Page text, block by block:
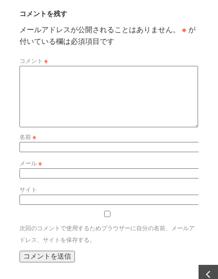
コメントを残す
メールアドレスが公開されることはありません。 ※ が
付いている欄は必須項目です
コメント ※
名前※
メール※
サイト
次回のコメントで使用するためブラウザーに自分の名前、メールア
ドレス、サイトを保存する。